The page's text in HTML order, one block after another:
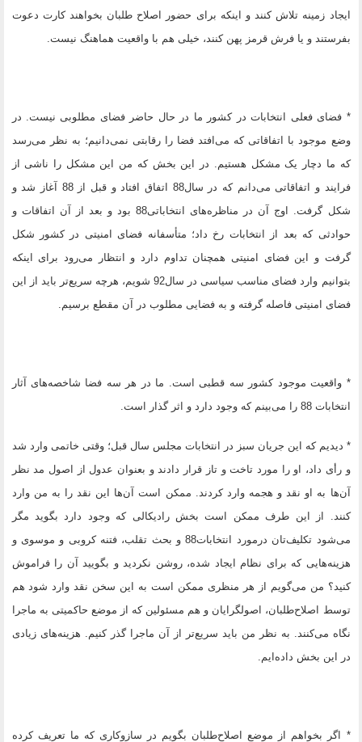
ایجاد زمینه تلاش کنند و اینکه برای حضور اصلاح طلبان بخواهند کارت دعوت
بفرستند و یا فرش قرمز پهن کنند، خیلی هم با واقعیت هماهنگ نیست.
* فضای فعلی انتخابات در کشور ما در حال حاضر فضای مطلوبی نیست. در
وضع موجود با اتفاقاتی که می‌افتد فضا را رقابتی نمی‌دانیم؛ به نظر می‌رسد
که ما دچار یک مشکل هستیم. در این بخش که من این مشکل را ناشی از
فرایند و اتفاقاتی می‌دانم که در سال88 اتفاق افتاد و قبل از 88 آغاز شد و
شکل گرفت. اوج‌ آن در مناظره‌های انتخاباتی88 بود و بعد از آن اتفاقات و
حوادثی که بعد از انتخابات رخ داد؛ متأسفانه فضای امنیتی در کشور شکل
گرفت و این فضای امنیتی همچنان تداوم دارد و انتظار می‌رود برای اینکه
بتوانیم وارد فضای مناسب سیاسی در سال92 شویم، هرچه سریع‌تر باید از این
فضای امنیتی فاصله گرفته و به فضایی مطلوب در آن مقطع برسیم.
* واقعیت موجود کشور سه قطبی است. ما در هر سه فضا شاخصه‌های آثار
انتخابات 88 را می‌بینم که وجود دارد و اثر گذار است.
* دیدیم که این جریان سبز در انتخابات مجلس سال قبل؛ وقتی خاتمی وارد شد
و رأی داد، او را مورد تاخت و تاز قرار دادند و بعنوان عدول از اصول مد نظر
آن‌ها به او نقد و هجمه وارد کردند. ممکن است آن‌ها این نقد را به من وارد
کنند. از این طرف ممکن است بخش رادیکالی که وجود دارد بگوید مگر
می‌شود تکلیف‌تان درمورد انتخابات88 و بحث تقلب، فتنه کروبی و موسوی و
هزینه‌هایی که برای نظام ایجاد شده، روشن نکردید و بگویید آن را فراموش
کنید؟ من می‌گویم از هر منظری ممکن است به این سخن نقد وارد شود هم
توسط اصلاح‌طلبان، اصولگرایان و هم مسئولین که از موضع حاکمیتی به ماجرا
نگاه می‌کنند. به نظر من باید سریع‌تر از آن ماجرا گذر کنیم. هزینه‌های زیادی
در این بخش داده‌ایم.
* اگر بخواهم از موضع اصلاح‌طلبان بگویم در سازوکاری که ما تعریف کرده‌